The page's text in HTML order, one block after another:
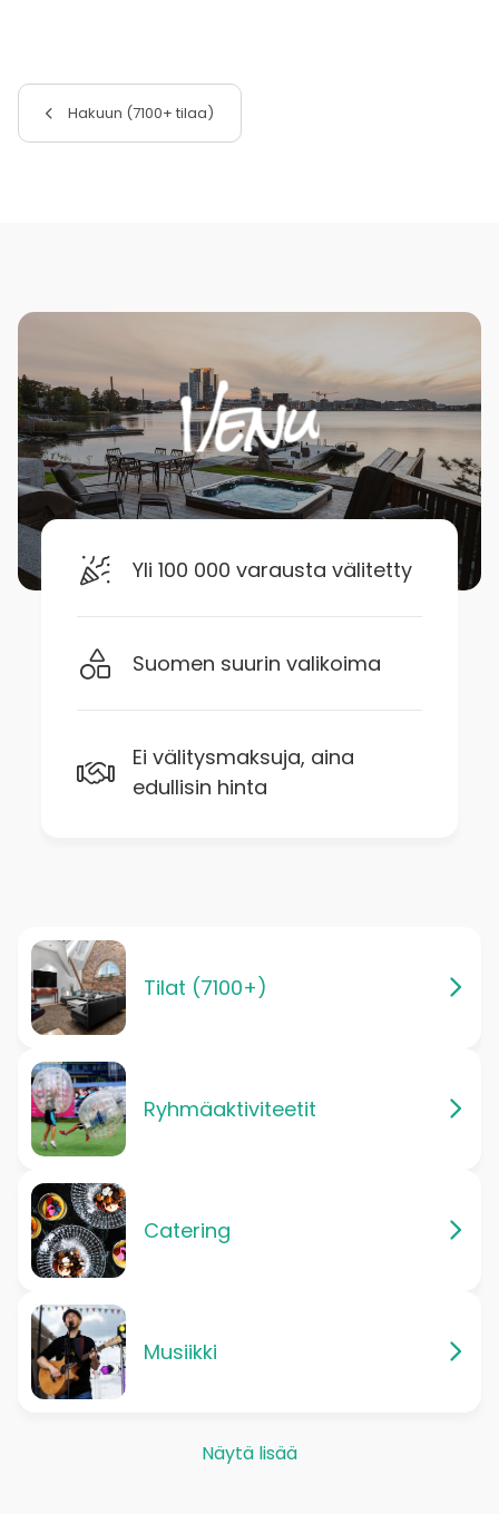
Hakuun (7100+ tilaa)
Yli 100 000 varausta välitetty
Suomen suurin valikoima
Ei välitysmaksuja, aina
edullisin hinta
Tilat (7100+)
Ryhmäaktiviteetit
Catering
Musiikki
Näytä lisää